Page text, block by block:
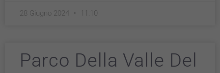
28 Giugno 2024 11:10
Parco Della Valle Del